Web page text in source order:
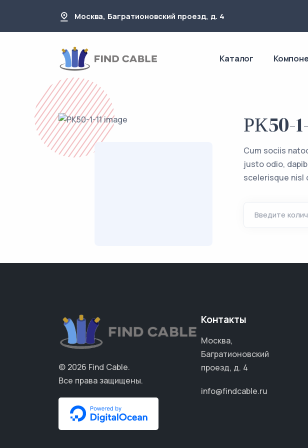
Москва, Багратионовский проезд, д. 4
Каталог
РК50-
Cum sociis
justo odio,
scelerisque
Введите
© 2026 Find Cable.
Все права защищены.
Контакты
Москва,
Багратионовский
проезд, д. 4
info@findcable.ru